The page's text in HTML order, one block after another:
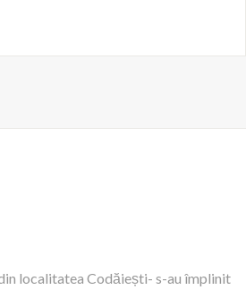
localitatea Codăiești- s-au împlinit